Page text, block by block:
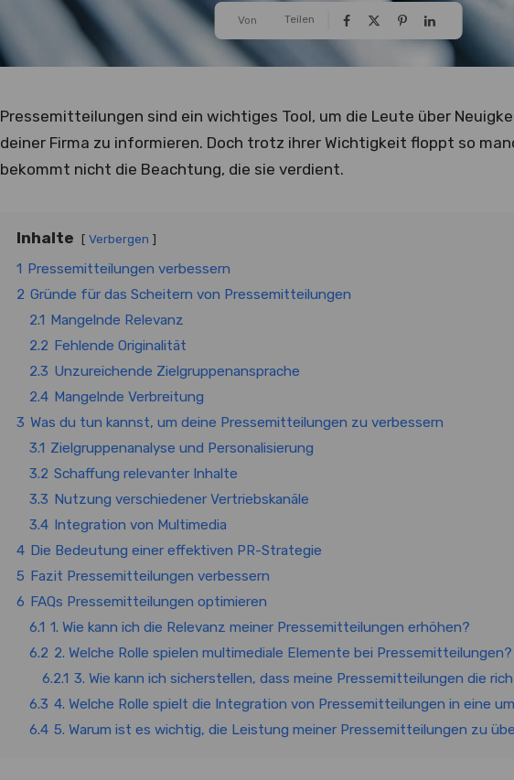
Von Teilen
Pressemitteilungen sind ein wichtiges Tool, um die Leute über
deiner Firma zu informieren. Doch trotz ihrer Wichtigkeit floppt so
bekommt nicht die Beachtung, die sie verdient.
Inhalte Verbergen
1 Pressemitteilungen verbessern
2 Gründe für das Scheitern von Pressemitteilungen
2.1 Mangelnde Relevanz
2.2 Fehlende Originalität
2.3 Unzureichende Zielgruppenansprache
2.4 Mangelnde Verbreitung
3 Was du tun kannst, um deine Pressemitteilungen zu verbessern
3.1 Zielgruppenanalyse und Personalisierung
3.2 Schaffung relevanter Inhalte
3.3 Nutzung verschiedener Vertriebskanäle
3.4 Integration von Multimedia
4 Die Bedeutung einer effektiven PR-Strategie
5 Fazit Pressemitteilungen verbessern
6 FAQs Pressemitteilungen optimieren
6.1 1. Wie kann ich die Relevanz meiner Pressemitteilungen erhöhen?
6.2 2. Welche Rolle spielen multimediale Elemente bei Pressemitteilungen?
6.2.1 3. Wie kann ich sicherstellen, dass meine Pressemitteilungen die
6.3 4. Welche Rolle spielt die Integration von Pressemitteilungen in eine
6.4 5. Warum ist es wichtig, die Leistung meiner Pressemitteilungen zu